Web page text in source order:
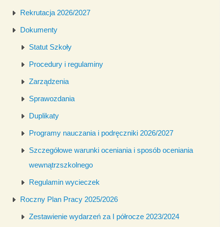
Rekrutacja 2026/2027
Dokumenty
Statut Szkoły
Procedury i regulaminy
Zarządzenia
Sprawozdania
Duplikaty
Programy nauczania i podręczniki 2026/2027
Szczegółowe warunki oceniania i sposób oceniania
wewnątrzszkolnego
Regulamin wycieczek
Roczny Plan Pracy 2025/2026
Zestawienie wydarzeń za I półrocze 2023/2024